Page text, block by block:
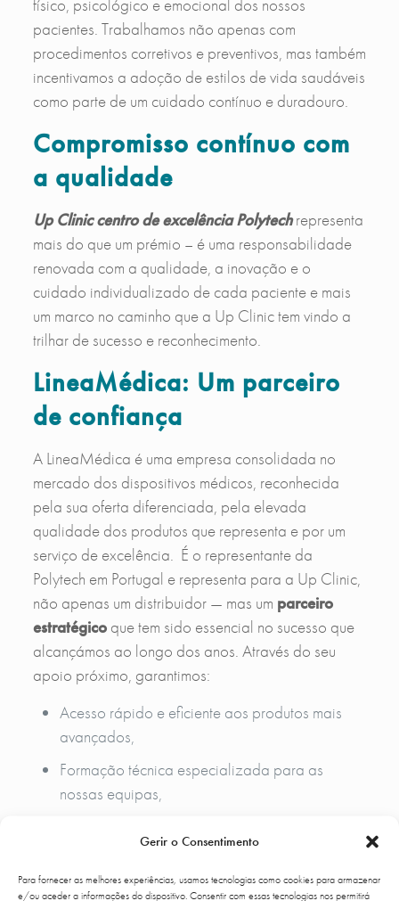
Gerir o Consentimento
Para fornecer as melhores experiências, usamos tecnologias como cookies para armazenar
e/ou aceder a informações do dispositivo. Consentir com essas tecnologias nos permitirá
físico, psicológico e emocional dos nossos
pacientes. Trabalhamos não apenas com
procedimentos corretivos e preventivos, mas também
incentivamos a adoção de estilos de vida saudáveis
como parte de um cuidado contínuo e duradouro.
Compromisso contínuo com
a qualidade
Up Clinic centro de excelência Polytechrepresenta
mais do que um prémio – é uma responsabilidade
renovada com a qualidade, a inovação e o
cuidado individualizado de cada paciente e mais
um marco no caminho que a Up Clinic tem vindo a
trilhar de sucesso e reconhecimento.
LineaMédica: Um parceiro
de confiança
A LineaMédica é uma empresa consolidada no
mercado dos dispositivos médicos, reconhecida
pela sua oferta diferenciada, pela elevada
qualidade dos produtos que representa e por um
serviço de excelência. É o representante da
Polytech em Portugal e representa para a Up Clinic,
não apenas um distribuidor — mas um parceiro
estratégicoque tem sido essencial no sucesso que
alcançámos ao longo dos anos. Através do seu
apoio próximo, garantimos:
Acesso rápido e eficiente aos produtos mais
avançados,
Formação técnica especializada para as
nossas equipas,
conhecimento.